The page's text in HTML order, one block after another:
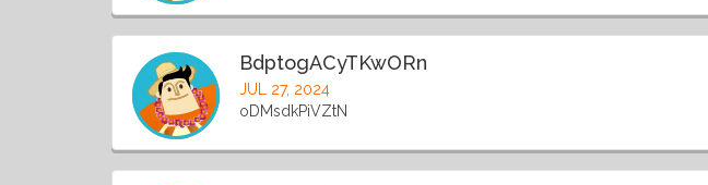
BdptogACyTKwORn
JUL 27, 2024
oDMsdkPiVZtN